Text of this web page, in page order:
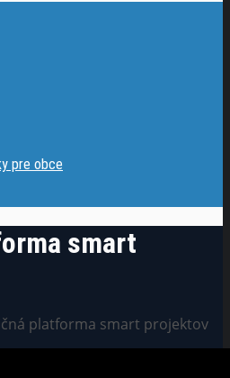
pre obce
smart
platforma smart projektov